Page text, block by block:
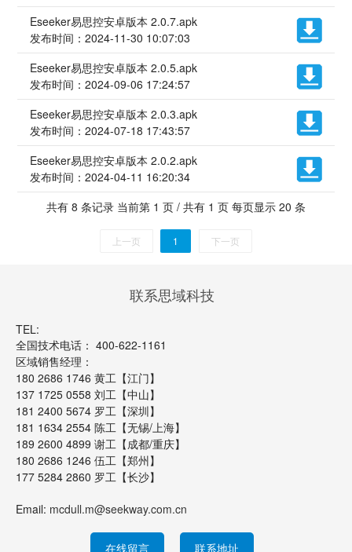
Eseeker易思控安卓版本 2.0.7.apk
发布时间：2024-11-30 10:07:03
Eseeker易思控安卓版本 2.0.5.apk
发布时间：2024-09-06 17:24:57
Eseeker易思控安卓版本 2.0.3.apk
发布时间：2024-07-18 17:43:57
Eseeker易思控安卓版本 2.0.2.apk
发布时间：2024-04-11 16:20:34
共有 8 条记录 当前第 1 页 / 共有 1 页 每页显示 20 条
上一页 1 下一页
联系思域科技
TEL:
全国技术电话： 400-622-1161
区域销售经理：
180 2686 1746 黄工【江门】
137 1725 0558 刘工【中山】
181 2400 5674 罗工【深圳】
181 1634 2554 陈工【无锡/上海】
189 2600 4899 谢工【成都/重庆】
180 2686 1246 伍工【郑州】
177 5284 2860 罗工【长沙】
Email: mcdull.m@seekway.com.cn
在线留言 联系地址